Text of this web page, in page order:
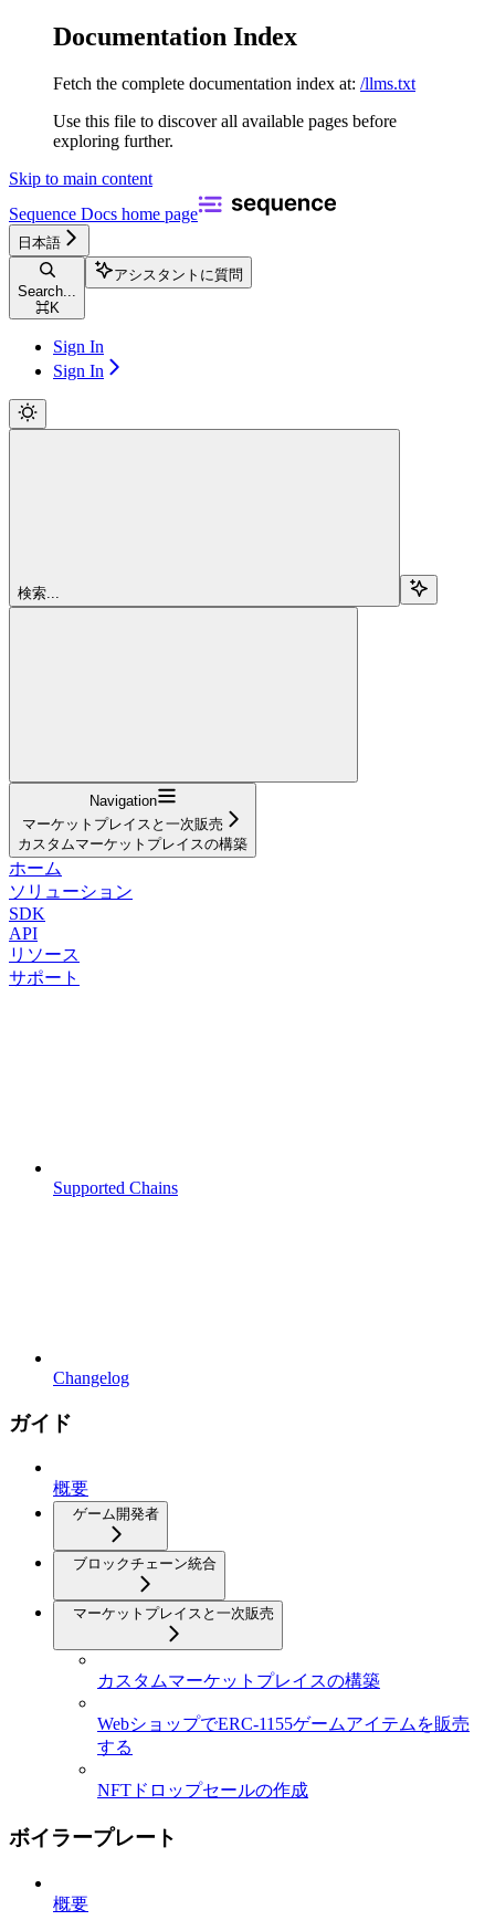
Documentation Index
Fetch the complete documentation index at: /llms.txt
Use this file to discover all available pages before
exploring further.
Skip to main content
Sequence Docs home page
日本語
Search...
⌘K
アシスタントに質問
Sign In
Sign In
検索...
Navigation
マーケットプレイスと一次販売
カスタムマーケットプレイスの構築
ホーム
ソリューション
SDK
API
リソース
サポート
Supported Chains
Changelog
ガイド
概要
ゲーム開発者
ブロックチェーン統合
マーケットプレイスと一次販売
カスタムマーケットプレイスの構築
WebショップでERC-1155ゲームアイテムを販売
する
NFTドロップセールの作成
ボイラープレート
概要